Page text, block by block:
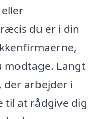
du er i din
modtage. Langt
der arbejder i
at rådgive dig